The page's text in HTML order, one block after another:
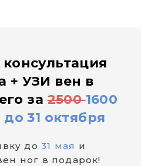
+ УЗИ вен в
за25001600
до 31 октября
до31 мая и
ног в подарок!